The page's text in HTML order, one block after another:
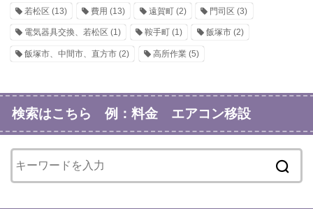
若松区 (13) 費用 (13) 遠賀町(2) 門司区 (3)
電気器具交換、若松区 (1) 鞍手町(1) 飯塚市(2)
飯塚市、中間市、直方市 (2) 高所作業(5)
検索はこちら 例：料金 エアコン移設